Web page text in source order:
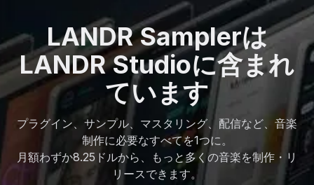
LANDR Samplerは
LANDR Studioに含まれ
ています
プラグイン、サンプル、マスタリング、配信など、音楽
制作に必要なすべてを1つに。
月額わずか8.25ドルから、もっと多くの音楽を制作・リ
リースできます。